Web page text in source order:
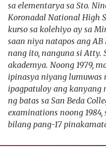
sa elementarya sa Sto.
Koronadal National High
kurso sa kolehiyo ay sa
saan niya natapos ang
nang ito, nanguna si Atty.
akademya. Noong 1979,
ipinasya niyang lumuwas
ipagpatuloy ang kanyang
ng batas sa San Beda
examinations noong 1984,
bilang pang-17